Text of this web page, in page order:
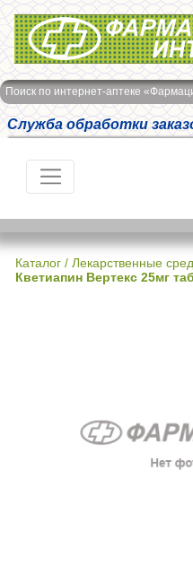
Интернет-аптека Фармация
Поиск по интернет-аптеке
Служба обработки
Каталог / Лекарственные
Кветиапин Вертекс 25мг